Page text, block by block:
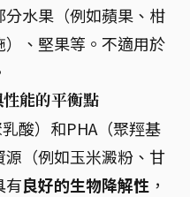
分水果（例如蘋果、柑
、堅果等。不適用於
能的平衡點
酸）和PHA（聚羥基
（例如玉米澱粉、甘
有良好的生物降解性 ，